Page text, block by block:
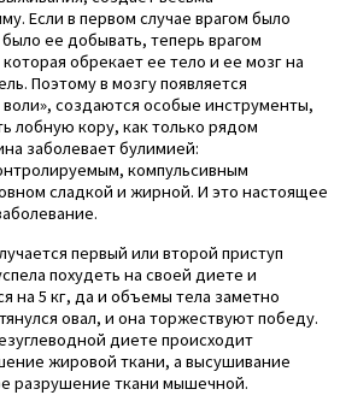
Если в первом случае врагом было
ее добывать, теперь врагом
обрекает ее тело и ее мозг на
Поэтому в мозгу появляется
создаются особые инструменты,
лобную кору, как только рядом
заболевает булимией:
компульсивным
сладкой и жирной. И это настоящее
первый или второй приступ
похудеть на своей диете и
на 5 кг, да и объемы тела заметно
овал, и она торжествуют победу.
диете происходит
жировой ткани, а высушивание
разрушение ткани мышечной.